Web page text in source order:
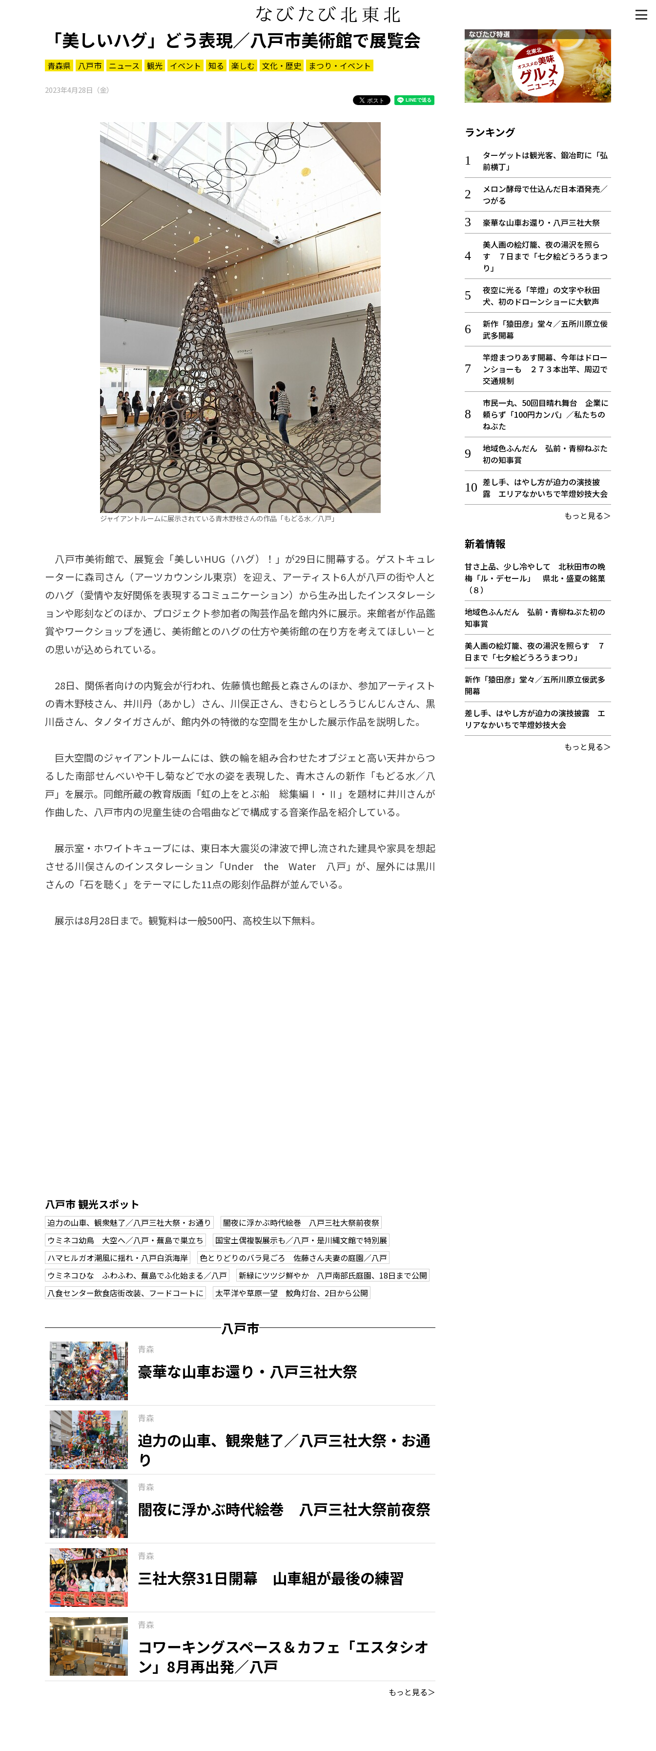
「美しいハグ」どう表現／八戸市美術館で展覧会
青森県 八戸市 ニュース 観光 イベント 知る 楽しむ 文化・歴史 まつり・イベント
2023年4月28日（金）
ジャイアントルームに展示されている青木野枝さんの作品「もどる水／八戸」
八戸市美術館で、展覧会「美しいHUG（ハグ）！」が29日に開幕する。ゲストキュレ
ーターに森司さん（アーツカウンシル東京）を迎え、アーティスト6人が八戸の街や人と
のハグ（愛情や友好関係を表現するコミュニケーション）から生み出したインスタレーシ
ョンや彫刻などのほか、プロジェクト参加者の陶芸作品を館内外に展示。来館者が作品鑑
賞やワークショップを通じ、美術館とのハグの仕方や美術館の在り方を考えてほしい－と
の思いが込められている。
28日、関係者向けの内覧会が行われ、佐藤慎也館長と森さんのほか、参加アーティスト
の青木野枝さん、井川丹（あかし）さん、川俣正さん、きむらとしろうじんじんさん、黒
川岳さん、タノタイガさんが、館内外の特徴的な空間を生かした展示作品を説明した。
巨大空間のジャイアントルームには、鉄の輪を組み合わせたオブジェと高い天井からつ
るした南部せんべいや干し菊などで水の姿を表現した、青木さんの新作「もどる水／八
戸」を展示。同館所蔵の教育版画「虹の上をとぶ船 総集編Ⅰ・Ⅱ」を題材に井川さんが
作曲した、八戸市内の児童生徒の合唱曲などで構成する音楽作品を紹介している。
展示室・ホワイトキューブには、東日本大震災の津波で押し流された建具や家具を想起
させる川俣さんのインスタレーション「Under the Water 八戸」が、屋外には黒川
さんの「石を聴く」をテーマにした11点の彫刻作品群が並んでいる。
展示は8月28日まで。観覧料は一般500円、高校生以下無料。
八戸市 観光スポット
迫力の山車、観衆魅了／八戸三社大祭・お通り
闇夜に浮かぶ時代絵巻 八戸三社大祭前夜祭
ウミネコ幼鳥 大空へ／八戸・蕪島で巣立ち
国宝土偶複製展示も／八戸・是川縄文館で特別展
ハマヒルガオ潮風に揺れ・八戸白浜海岸
色とりどりのバラ見ごろ 佐藤さん夫妻の庭園／八戸
ウミネコひな ふわふわ、蕪島でふ化始まる／八戸
新緑にツツジ鮮やか 八戸南部氏庭園、18日まで公開
八食センター飲食店街改装、フードコートに
太平洋や草原一望 鮫角灯台、2日から公開
八戸市
青森
豪華な山車お還り・八戸三社大祭
青森
迫力の山車、観衆魅了／八戸三社大祭・お通
り
青森
闇夜に浮かぶ時代絵巻 八戸三社大祭前夜祭
青森
三社大祭31日開幕 山車組が最後の練習
青森
コワーキングスペース＆カフェ「エスタシオ
ン」8月再出発／八戸
もっと見る＞
ランキング
ターゲットは観光客、鍛冶町に「弘
前横丁」
メロン酵母で仕込んだ日本酒発売／
つがる
豪華な山車お還り・八戸三社大祭
美人画の絵灯籠、夜の湯沢を照ら
す ７日まで「七夕絵どうろうまつ
り」
夜空に光る「竿燈」の文字や秋田
犬、初のドローンショーに大歓声
新作「猿田彦」堂々／五所川原立佞
武多開幕
竿燈まつりあす開幕、今年はドロー
ンショーも ２７３本出竿、周辺で
交通規制
市民一丸、50回目晴れ舞台 企業に
頼らず「100円カンパ」／私たちの
ねぶた
地域色ふんだん 弘前・青柳ねぷた
初の知事賞
差し手、はやし方が迫力の演技披
露 エリアなかいちで竿燈妙技大会
もっと見る＞
新着情報
甘さ上品、少し冷やして 北秋田市の晩
梅「ル・デセール」 県北・盛夏の銘菓
（８）
地域色ふんだん 弘前・青柳ねぷた初の
知事賞
美人画の絵灯籠、夜の湯沢を照らす ７
日まで「七夕絵どうろうまつり」
新作「猿田彦」堂々／五所川原立佞武多
開幕
差し手、はやし方が迫力の演技披露 エ
リアなかいちで竿燈妙技大会
もっと見る＞